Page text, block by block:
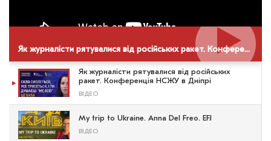
Як журналісти рятувалися від російських ракет. Конференція НСЖУ в Дніпрі
Як журналісти рятувалися від російських
ракет. Конференція НСЖУ в Дніпрі
ВІДЕО
My trip to Ukraine. Anna Del Freo. EFJ
ВІДЕО